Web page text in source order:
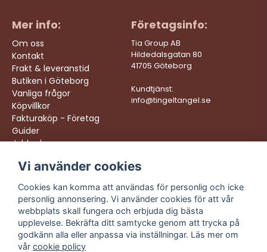
Mer info:
Om oss
Kontakt
Frakt & leveranstid
Butiken i Göteborg
Vanliga frågor
Köpvillkor
Fakturaköp - Företag
Guider
Jobba hos oss
Företagsinfo:
Tia Group AB
Hildedalsgatan 80
41705 Göteborg
Kundtjänst:
info@tingeltangel.se
Följ oss:
Instagram
Facebook
TikTok
YouTube
Vi levererar:
Snabba leveranser
Trygga köp
Fri frakt över 499:-
Trevlig kundtjänst
Vi använder cookies
Cookies kan komma att användas för personlig och icke
personlig annonsering. Vi använder cookies för att vår
webbplats skall fungera och erbjuda dig bästa
upplevelse. Bekräfta ditt samtycke genom att trycka på
godkänn alla eller anpassa via inställningar. Läs mer om
vår cookie policy